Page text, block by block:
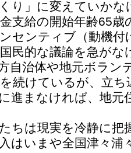
り」に変えていか
支給の開始年齢65歳
センティブ（動機付
民的な議論を急がな
自治体や地元ボラン
続けているが、立
進まなければ、地元
ちは現実を冷静に把
はいまや全国津々浦